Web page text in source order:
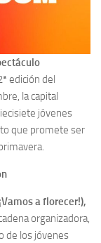
edición del
la capital
jóvenes
que promete ser
a florecer!),
organizadora,
de los jóvenes